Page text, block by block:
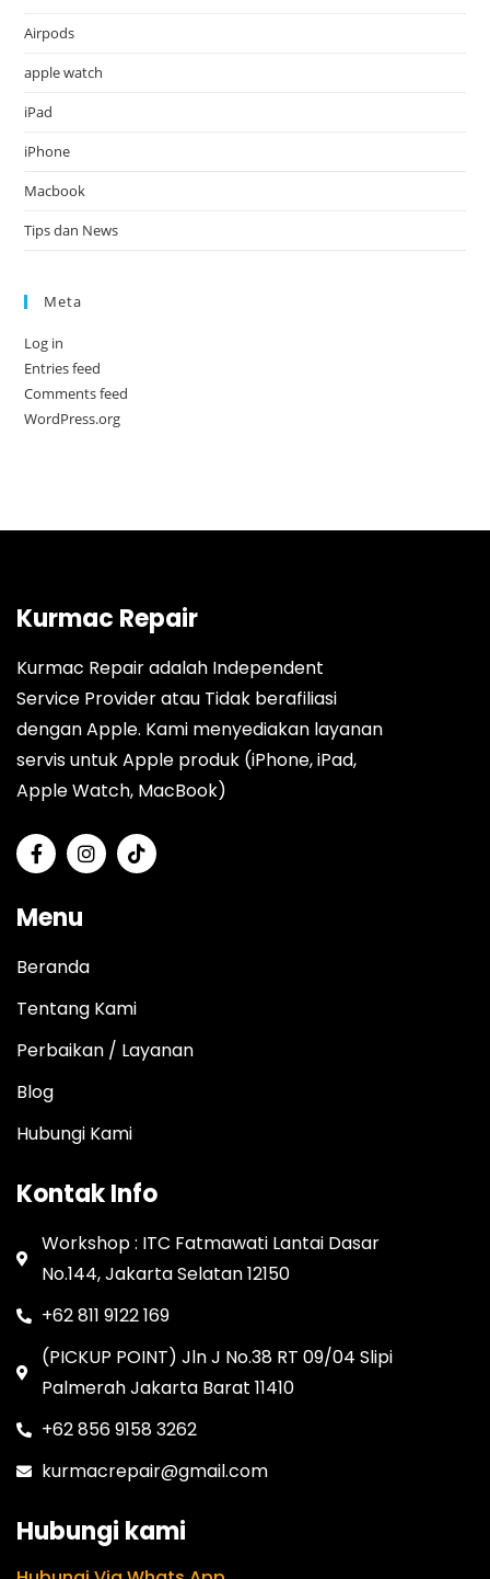
Airpods
apple watch
iPad
iPhone
Macbook
Tips dan News
Meta
Log in
Entries feed
Comments feed
WordPress.org
Kurmac Repair
Kurmac Repair adalah Independent
Service Provider atau Tidak berafiliasi
dengan Apple. Kami menyediakan layanan
servis untuk Apple produk (iPhone, iPad,
Apple Watch, MacBook)
Menu
Beranda
Tentang Kami
Perbaikan / Layanan
Blog
Hubungi Kami
Kontak Info
Workshop : ITC Fatmawati Lantai Dasar
No.144, Jakarta Selatan 12150
+62 811 9122 169
(PICKUP POINT) Jln J No.38 RT 09/04 Slipi
Palmerah Jakarta Barat 11410
+62 856 9158 3262
kurmacrepair@gmail.com
Hubungi kami